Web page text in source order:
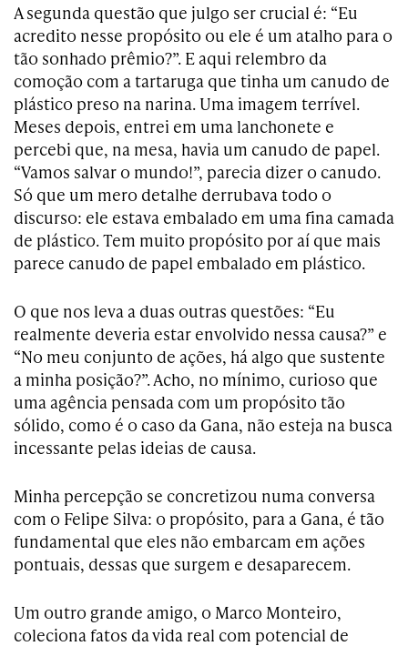
A segunda questão que julgo ser crucial é: “Eu
acredito nesse propósito ou ele é um atalho para o
tão sonhado prêmio?”. E aqui relembro da
comoção com a tartaruga que tinha um canudo de
plástico preso na narina. Uma imagem terrível.
Meses depois, entrei em uma lanchonete e
percebi que, na mesa, havia um canudo de papel.
“Vamos salvar o mundo!”, parecia dizer o canudo.
Só que um mero detalhe derrubava todo o
discurso: ele estava embalado em uma fina camada
de plástico. Tem muito propósito por aí que mais
parece canudo de papel embalado em plástico.
O que nos leva a duas outras questões: “Eu
realmente deveria estar envolvido nessa causa?” e
“No meu conjunto de ações, há algo que sustente
a minha posição?”. Acho, no mínimo, curioso que
uma agência pensada com um propósito tão
sólido, como é o caso da Gana, não esteja na busca
incessante pelas ideias de causa.
Minha percepção se concretizou numa conversa
com o Felipe Silva: o propósito, para a Gana, é tão
fundamental que eles não embarcam em ações
pontuais, dessas que surgem e desaparecem.
Um outro grande amigo, o Marco Monteiro,
coleciona fatos da vida real com potencial de